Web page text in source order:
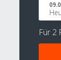
Für 2